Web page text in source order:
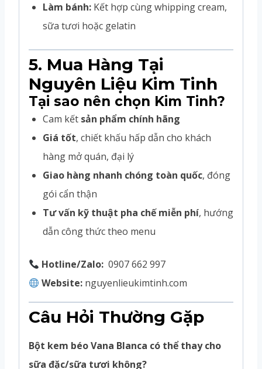
Làm bánh: Kết hợp cùng whipping cream,
sữa tươi hoặc gelatin
5. Mua Hàng Tại
Nguyên Liệu Kim Tinh
Tại sao nên chọn Kim Tinh?
Cam kết sản phẩm chính hãng
Giá tốt, chiết khấu hấp dẫn cho khách
hàng mở quán, đại lý
Giao hàng nhanh chóng toàn quốc, đóng
gói cẩn thận
Tư vấn kỹ thuật pha chế miễn phí, hướng
dẫn công thức theo menu
Hotline/Zalo: 0907 662 997
Website: nguyenlieukimtinh.com
Câu Hỏi Thường Gặp
Bột kem béo Vana Blanca có thể thay cho
sữa đặc/sữa tươi không?